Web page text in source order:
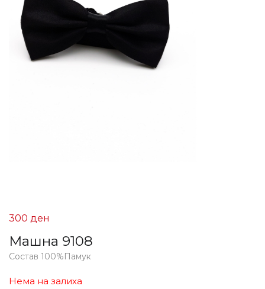
Машна 9108
300 ден
Состав 100%Памук
Нема на залиха
Remember me
Login
Lost password?